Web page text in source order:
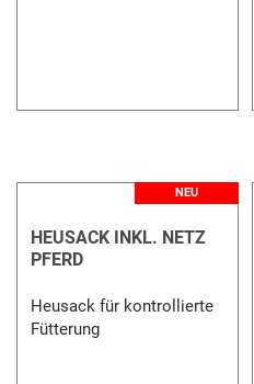
NEU
HEUSACK INKL. NETZ
PFERD
Heusack für kontrollierte
Fütterung